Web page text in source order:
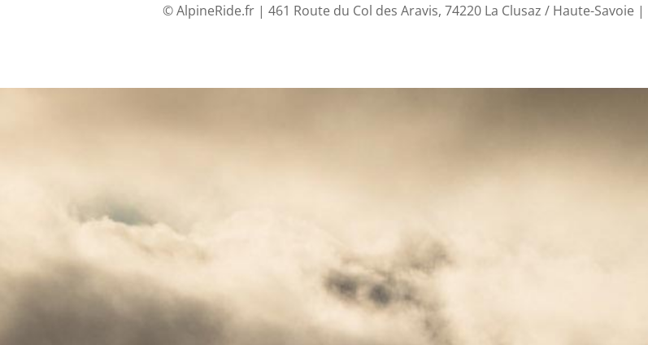
© AlpineRide.fr | 461 Route du Col des Aravis, 74220 La Clusaz / Haute-Savoie |